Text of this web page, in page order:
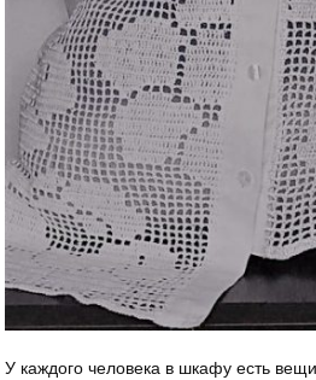
У каждого человека в шкафу есть